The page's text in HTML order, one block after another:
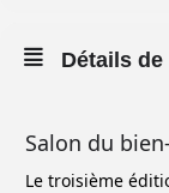
Détails
Salon du
Le troisième